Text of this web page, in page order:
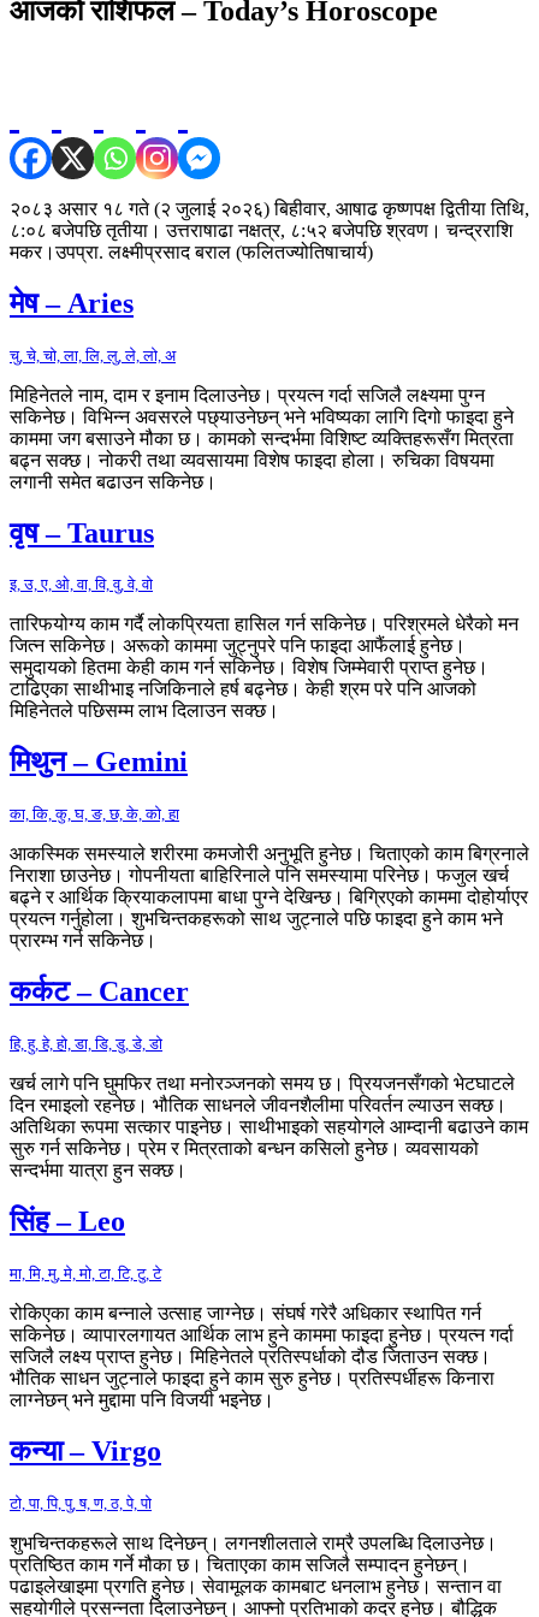
आजको राशिफल – Today’s Horoscope
२०८३ असार १८ गते (२ जुलाई २०२६) बिहीवार, आषाढ कृष्णपक्ष द्वितीया तिथि,
८:०८ बजेपछि तृतीया। उत्तराषाढा नक्षत्र, ८:५२ बजेपछि श्रवण। चन्द्रराशि
मकर।उपप्रा. लक्ष्मीप्रसाद बराल (फलितज्योतिषाचार्य)
मेष – Aries
चु, चे, चो, ला, लि, लु, ले, लो, अ
मिहिनेतले नाम, दाम र इनाम दिलाउनेछ। प्रयत्न गर्दा सजिलै लक्ष्यमा पुग्न
सकिनेछ। विभिन्न अवसरले पछ्याउनेछन् भने भविष्यका लागि दिगो फाइदा हुने
काममा जग बसाउने मौका छ। कामको सन्दर्भमा विशिष्ट व्यक्तिहरूसँग मित्रता
बढ्न सक्छ। नोकरी तथा व्यवसायमा विशेष फाइदा होला। रुचिका विषयमा
लगानी समेत बढाउन सकिनेछ।
वृष – Taurus
इ, उ, ए, ओ, वा, वि, वु, वे, वो
तारिफयोग्य काम गर्दै लोकप्रियता हासिल गर्न सकिनेछ। परिश्रमले धेरैको मन
जित्न सकिनेछ। अरूको काममा जुट्नुपरे पनि फाइदा आफैंलाई हुनेछ।
समुदायको हितमा केही काम गर्न सकिनेछ। विशेष जिम्मेवारी प्राप्त हुनेछ।
टाढिएका साथीभाइ नजिकिनाले हर्ष बढ्नेछ। केही श्रम परे पनि आजको
मिहिनेतले पछिसम्म लाभ दिलाउन सक्छ।
मिथुन – Gemini
का, कि, कु, घ, ङ, छ, के, को, हा
आकस्मिक समस्याले शरीरमा कमजोरी अनुभूति हुनेछ। चिताएको काम बिग्रनाले
निराशा छाउनेछ। गोपनीयता बाहिरिनाले पनि समस्यामा परिनेछ। फजुल खर्च
बढ्ने र आर्थिक क्रियाकलापमा बाधा पुग्ने देखिन्छ। बिग्रिएको काममा दोहोर्याएर
प्रयत्न गर्नुहोला। शुभचिन्तकहरूको साथ जुट्नाले पछि फाइदा हुने काम भने
प्रारम्भ गर्न सकिनेछ।
कर्कट – Cancer
हि, हु, हे, हो, डा, डि, डु, डे, डो
खर्च लागे पनि घुमफिर तथा मनोरञ्जनको समय छ। प्रियजनसँगको भेटघाटले
दिन रमाइलो रहनेछ। भौतिक साधनले जीवनशैलीमा परिवर्तन ल्याउन सक्छ।
अतिथिका रूपमा सत्कार पाइनेछ। साथीभाइको सहयोगले आम्दानी बढाउने काम
सुरु गर्न सकिनेछ। प्रेम र मित्रताको बन्धन कसिलो हुनेछ। व्यवसायको
सन्दर्भमा यात्रा हुन सक्छ।
सिंह – Leo
मा, मि, मु, मे, मो, टा, टि, टु, टे
रोकिएका काम बन्नाले उत्साह जाग्नेछ। संघर्ष गरेरै अधिकार स्थापित गर्न
सकिनेछ। व्यापारलगायत आर्थिक लाभ हुने काममा फाइदा हुनेछ। प्रयत्न गर्दा
सजिलै लक्ष्य प्राप्त हुनेछ। मिहिनेतले प्रतिस्पर्धाको दौड जिताउन सक्छ।
भौतिक साधन जुट्नाले फाइदा हुने काम सुरु हुनेछ। प्रतिस्पर्धीहरू किनारा
लाग्नेछन् भने मुद्दामा पनि विजयी भइनेछ।
कन्या – Virgo
टो, पा, पि, पु, ष, ण, ठ, पे, पो
शुभचिन्तकहरूले साथ दिनेछन्। लगनशीलताले राम्रै उपलब्धि दिलाउनेछ।
प्रतिष्ठित काम गर्ने मौका छ। चिताएका काम सजिलै सम्पादन हुनेछन्।
पढाइलेखाइमा प्रगति हुनेछ। सेवामूलक कामबाट धनलाभ हुनेछ। सन्तान वा
सहयोगीले प्रसन्नता दिलाउनेछन्। आफ्नो प्रतिभाको कदर हुनेछ। बौद्धिक